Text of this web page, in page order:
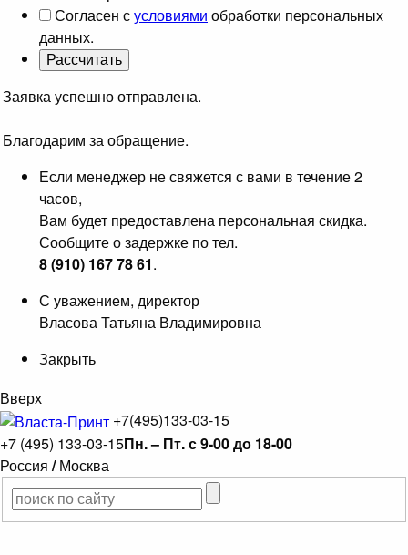
Согласен сусловиями обработки персональных
данных.
Заявка успешно отправлена.
Благодарим за обращение.
Если менеджер не свяжется с вами в течение 2
часов,
Вам будет предоставлена персональная скидка.
Сообщите о задержке по тел.
8 (910) 167 78 61.
С уважением, директор
Власова Татьяна Владимировна
Закрыть
Вверх
+7(495)133-03-15
+7 (495) 133-03-15Пн. – Пт. с 9-00 до 18-00
Россия / Москва